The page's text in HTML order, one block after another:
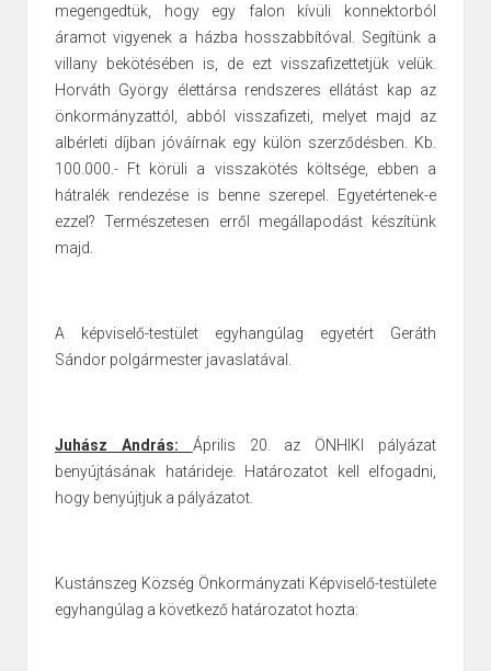
megengedtük, hogy egy falon kívüli konnektorból
áramot vigyenek a házba hosszabbítóval. Segítünk a
villany bekötésében is, de ezt visszafizettetjük velük.
Horváth György élettársa rendszeres ellátást kap az
önkormányzattól, abból visszafizeti, melyet majd az
albérleti díjban jóváírnak egy külön szerződésben. Kb.
100.000.- Ft körüli a visszakötés költsége, ebben a
hátralék rendezése is benne szerepel. Egyetértenek-e
ezzel? Természetesen erről megállapodást készítünk
majd.
A képviselő-testület egyhangúlag egyetért Geráth
Sándor polgármester javaslatával.
Juhász András: Április 20. az ÖNHIKI pályázat
benyújtásának határideje. Határozatot kell elfogadni,
hogy benyújtjuk a pályázatot.
Kustánszeg Község Önkormányzati Képviselő-testülete
egyhangúlag a következő határozatot hozta: